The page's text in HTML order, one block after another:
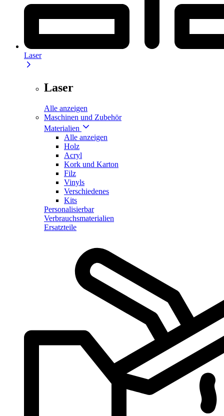
Laser
Laser
Alle anzeigen
Maschinen und Zubehör
Materialien
Alle anzeigen
Holz
Acryl
Kork und Karton
Filz
Vinyls
Verschiedenes
Kits
Personalisierbar
Verbrauchsmaterialien
Ersatzteile